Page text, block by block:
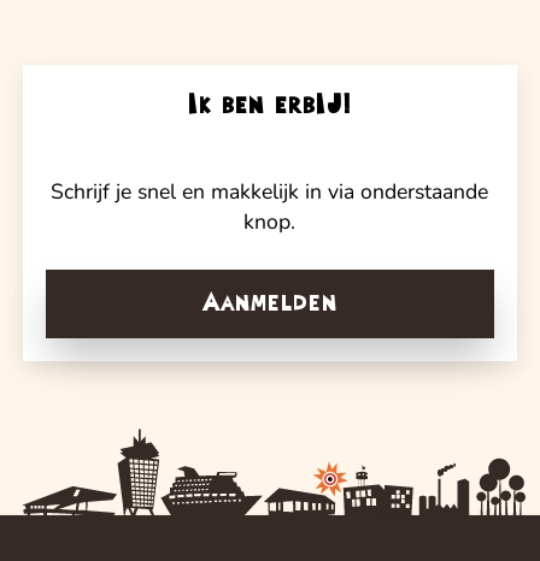
Ik ben erbIJ!
Schrijf je snel en makkelijk in via onderstaande
knop.
Aanmelden